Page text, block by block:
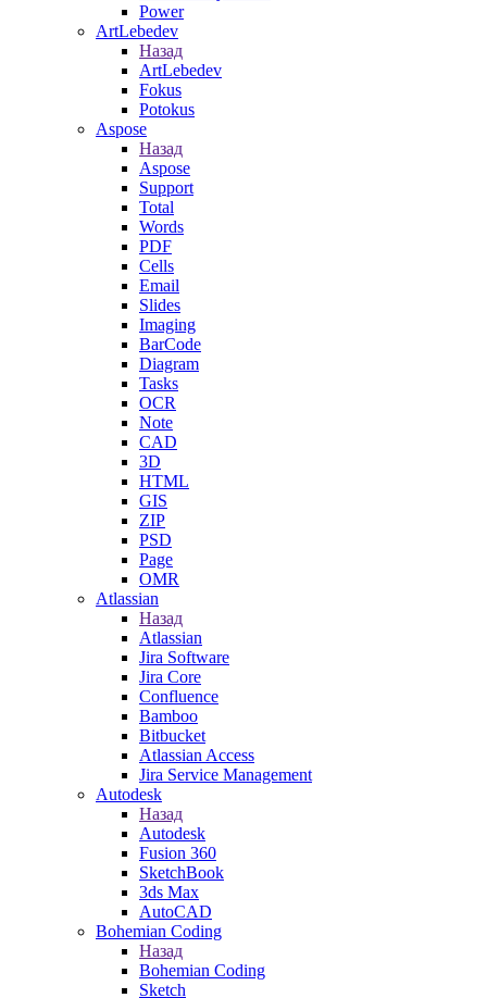
Power
ArtLebedev
Назад
ArtLebedev
Fokus
Potokus
Aspose
Назад
Aspose
Support
Total
Words
PDF
Cells
Email
Slides
Imaging
BarCode
Diagram
Tasks
OCR
Note
CAD
3D
HTML
GIS
ZIP
PSD
Page
OMR
Atlassian
Назад
Atlassian
Jira Software
Jira Core
Confluence
Bamboo
Bitbucket
Atlassian Access
Jira Service Management
Autodesk
Назад
Autodesk
Fusion 360
SketchBook
3ds Max
AutoCAD
Bohemian Coding
Назад
Bohemian Coding
Sketch